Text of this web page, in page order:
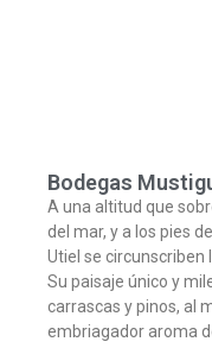
Bodegas
A una altitud que
del mar, y a los pies
Utiel se circunscriben
Su paisaje único y
carrascas y pinos, al
embriagador aroma